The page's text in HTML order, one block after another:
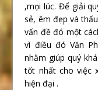
,mọi lúc. Để giải
sẻ, êm đẹp và
vấn đề đó một
vì điều đó Văn
nhằm giúp quý
tốt nhất cho việc
hiện đại .